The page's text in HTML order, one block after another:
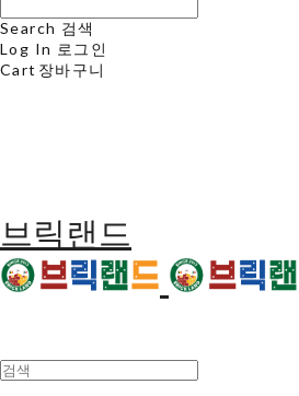
Search 검색
Log In 로그인
Cart 장바구니
브릭랜드